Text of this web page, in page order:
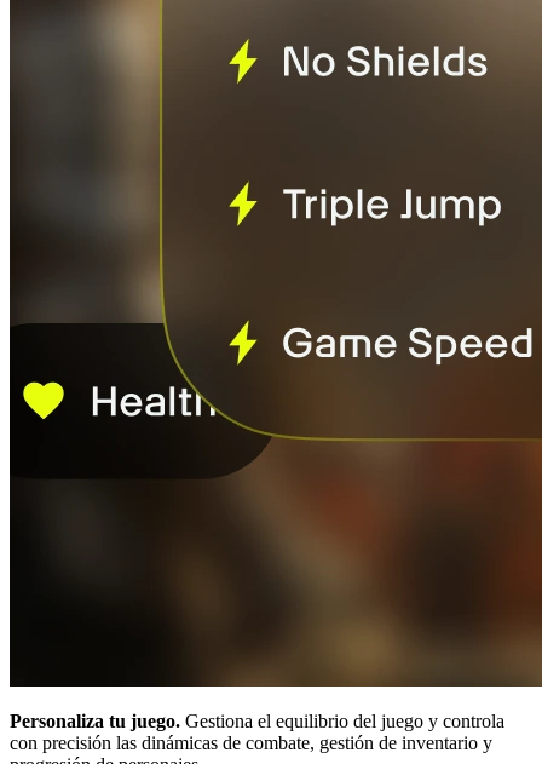
Personaliza tu juego. Gestiona el equilibrio del juego y controla
con precisión las dinámicas de combate, gestión de inventario y